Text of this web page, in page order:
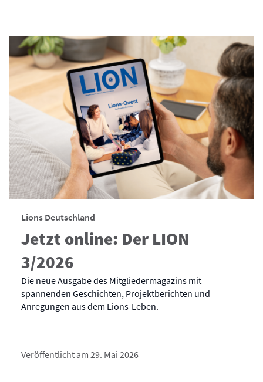
Lions Deutschland
Jetzt online: Der LION
3/2026
Die neue Ausgabe des Mitgliedermagazins mit
spannenden Geschichten, Projektberichten und
Anregungen aus dem Lions-Leben.
Veröffentlicht am 29. Mai 2026